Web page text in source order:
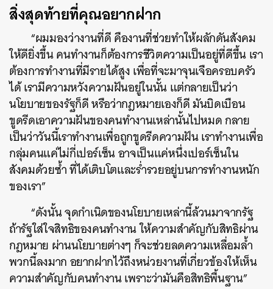
สิ่งสุดท้ายที่คุณอยากฝาก
“ผมมองว่างานที่ดี คืองานที่ช่วยทำให้ผลักดันสังคม
ให้ดียิ่งขึ้น คนทำงานก็ต้องการชีวิตความเป็นอยู่ที่ดีขึ้น เรา
ต้องการทำงานที่มีรายได้สูง เพื่อที่จะมาจุนเจือครอบครัว
ได้ เรามีความหวังความฝันอยู่ในนั้น แต่กลายเป็นว่า
นโยบายของรัฐก็ดี หรือว่ากฎหมายเองก็ดี มันบิดเบือน
ขูดรีดเอาความฝันของคนทำงานเหล่านั้นไปหมด กลาย
เป็นว่าวันนี้เราทำงานเพื่อถูกขูดรีดความฝัน เราทำงานเพื่อ
กลุ่มคนแค่ไม่กี่เปอร์เซ็น อาจเป็นแค่หนึ่งเปอร์เซ็นใน
สังคมด้วยซ้ำ ที่ได้เติบโตและร่ำรวยอยู่บนการทำงานหนัก
ของเรา”
“ดังนั้น จุดกำเนิดของนโยบายเหล่านี้ล้วนมาจากรัฐ
ถ้ารัฐใส่ใจสิทธิของคนทำงาน ให้ความสำคัญกับสิทธิผ่าน
กฎหมาย ผ่านนโยบายต่างๆ ก็จะช่วยลดความเหลื่อมล้ำ
พวกนี้ลงมาก อยากฝากไว้ถึงหน่วยงานที่เกี่ยวข้องให้เห็น
ความสำคัญกับคนทำงาน เพราะว่ามันคือสิทธิพื้นฐาน”